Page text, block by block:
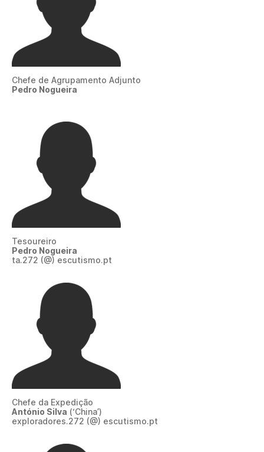
Chefe de Agrupamento Adjunto
Pedro Nogueira
Tesoureiro
Pedro Nogueira
ta.272 (@) escutismo.pt
Chefe da Expedição
António Silva (‘China’)
exploradores.272 (@) escutismo.pt